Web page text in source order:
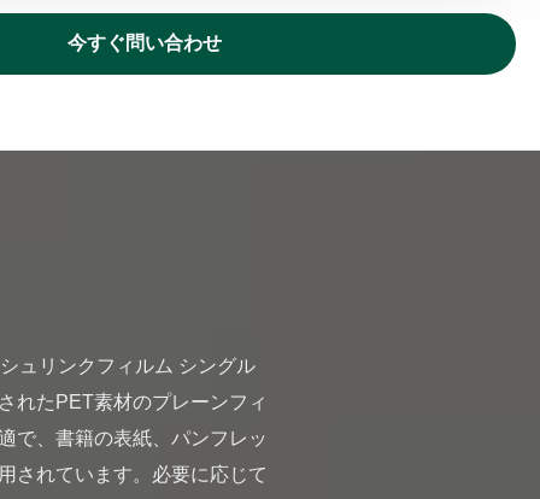
今すぐ問い合わせ
れたPET素材のプレーンフィ
で、書籍の表紙、パンフレッ
されています。必要に応じて